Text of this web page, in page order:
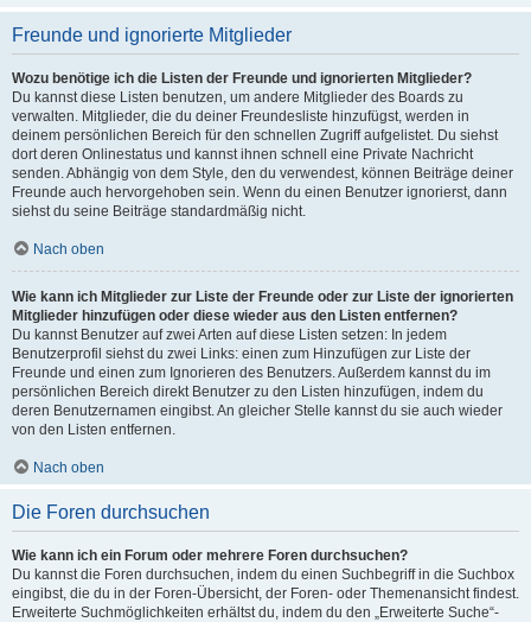
Freunde und ignorierte Mitglieder
Wozu benötige ich die Listen der Freunde und ignorierten Mitglieder?
Du kannst diese Listen benutzen, um andere Mitglieder des Boards zu
verwalten. Mitglieder, die du deiner Freundesliste hinzufügst, werden in
deinem persönlichen Bereich für den schnellen Zugriff aufgelistet. Du siehst
dort deren Onlinestatus und kannst ihnen schnell eine Private Nachricht
senden. Abhängig von dem Style, den du verwendest, können Beiträge deiner
Freunde auch hervorgehoben sein. Wenn du einen Benutzer ignorierst, dann
siehst du seine Beiträge standardmäßig nicht.
Nach oben
Wie kann ich Mitglieder zur Liste der Freunde oder zur Liste der ignorierten
Mitglieder hinzufügen oder diese wieder aus den Listen entfernen?
Du kannst Benutzer auf zwei Arten auf diese Listen setzen: In jedem
Benutzerprofil siehst du zwei Links: einen zum Hinzufügen zur Liste der
Freunde und einen zum Ignorieren des Benutzers. Außerdem kannst du im
persönlichen Bereich direkt Benutzer zu den Listen hinzufügen, indem du
deren Benutzernamen eingibst. An gleicher Stelle kannst du sie auch wieder
von den Listen entfernen.
Nach oben
Die Foren durchsuchen
Wie kann ich ein Forum oder mehrere Foren durchsuchen?
Du kannst die Foren durchsuchen, indem du einen Suchbegriff in die Suchbox
eingibst, die du in der Foren-Übersicht, der Foren- oder Themenansicht findest.
Erweiterte Suchmöglichkeiten erhältst du, indem du den „Erweiterte Suche“-